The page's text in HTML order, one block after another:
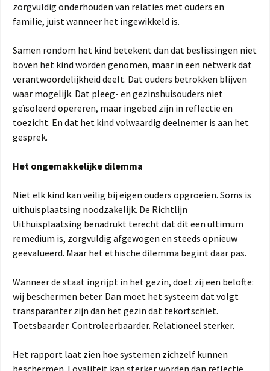
zorgvuldig onderhouden van relaties met ouders en
familie, juist wanneer het ingewikkeld is.
Samen rondom het kind betekent dan dat beslissingen niet
boven het kind worden genomen, maar in een netwerk dat
verantwoordelijkheid deelt. Dat ouders betrokken blijven
waar mogelijk. Dat pleeg- en gezinshuisouders niet
geïsoleerd opereren, maar ingebed zijn in reflectie en
toezicht. En dat het kind volwaardig deelnemer is aan het
gesprek.
Het ongemakkelijke dilemma
Niet elk kind kan veilig bij eigen ouders opgroeien. Soms is
uithuisplaatsing noodzakelijk. De Richtlijn
Uithuisplaatsing benadrukt terecht dat dit een ultimum
remedium is, zorgvuldig afgewogen en steeds opnieuw
geëvalueerd. Maar het ethische dilemma begint daar pas.
Wanneer de staat ingrijpt in het gezin, doet zij een belofte:
wij beschermen beter. Dan moet het systeem dat volgt
transparanter zijn dan het gezin dat tekortschiet.
Toetsbaarder. Controleerbaarder. Relationeel sterker.
Het rapport laat zien hoe systemen zichzelf kunnen